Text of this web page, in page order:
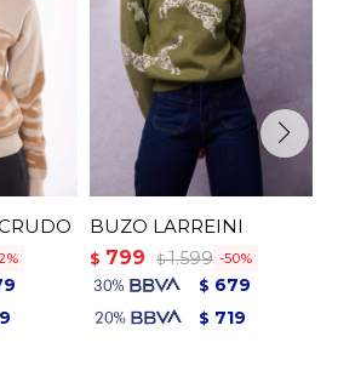
BUZO LARREINI
$ 799 $ 1.599 50
$ 679
$ 719